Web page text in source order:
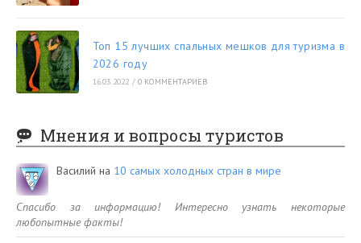
Топ 15 лучших спальных мешков для туризма в
2026 году
16.03.2022 / 0 КОММЕНТАРИЕВ
Мнения и вопросы туристов
Василий на 10 самых холодных стран в мире
Спасибо за информацию! Интересно узнать некоторые
любопытные факты!